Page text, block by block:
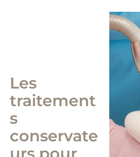
Les
traitement
s
conservate
urs pour